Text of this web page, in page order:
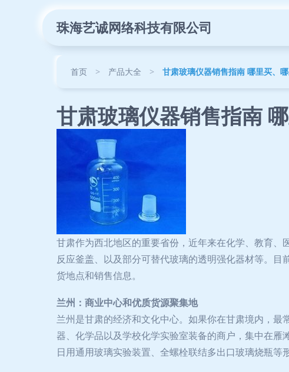
珠海艺诚网络科技有限公司
首页 > 产品大全 > 甘肃玻璃仪器销售指南 哪里买、
甘肃玻璃仪器销售指南
甘肃作为西北地区的重要省份，近年来在化学、教育、
反应釜盖、以及部分可替代玻璃的透明强化器材等。
货地点和销售信息。
兰州：商业中心和优质货源聚集地
兰州是甘肃的经济和文化中心。如果你在甘肃境内，
器、化学品以及学校化学实验室装备的商户，集中在
日用通用玻璃实验装置、全螺栓联结多出口玻璃烧瓶等